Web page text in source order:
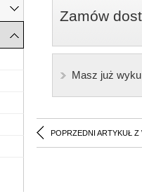
Zamów
Masz już
POPRZEDNI ARTYKUŁ Z